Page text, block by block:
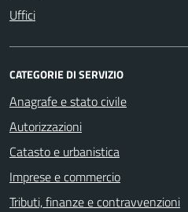
Uffici
CATEGORIE DI SERVIZIO
Anagrafe e stato civile
Autorizzazioni
Catasto e urbanistica
Imprese e commercio
Tributi, finanze e contravvenzioni